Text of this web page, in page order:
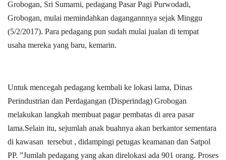
Grobogan, Sri Sumarni, pedagang Pasar Pagi Purwodadi,
Grobogan, mulai memindahkan dagangannnya sejak Minggu
(5/2/2017). Para pedagang pun sudah mulai jualan di tempat
usaha mereka yang baru, kemarin.
Untuk mencegah pedagang kembali ke lokasi lama, Dinas
Perindustrian dan Perdagangan (Disperindag) Grobogan
melakukan langkah membuat pagar pembatas di area pasar
lama.Selain itu, sejumlah anak buahnya akan berkantor sementara
di kawasan tersebut , didampingi petugas keamanan dan Satpol
PP. ”Jumlah pedagang yang akan direlokasi ada 901 orang. Proses